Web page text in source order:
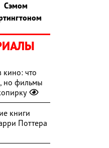
Сэмом
что
но фильмы
книги
Поттера